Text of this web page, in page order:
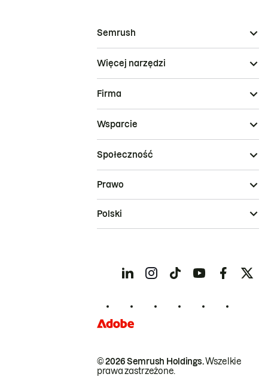
Semrush
Więcej narzędzi
Firma
Wsparcie
Społeczność
© 2026 Semrush Holdings.Wszelkie
prawa zastrzeżone.
Prawo
Polski